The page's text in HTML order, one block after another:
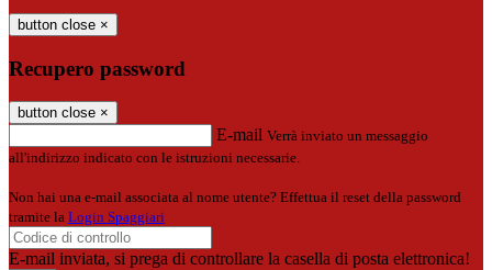
button close ×
Recupero password
button close ×
E-mail Verrà inviato un messaggio
all'indirizzo indicato con le istruzioni necessarie.
Non hai una e-mail associata al nome utente? Effettua il reset della password
tramite la Login Spaggiari
E-mail inviata, si prega di controllare la casella di posta elettronica!